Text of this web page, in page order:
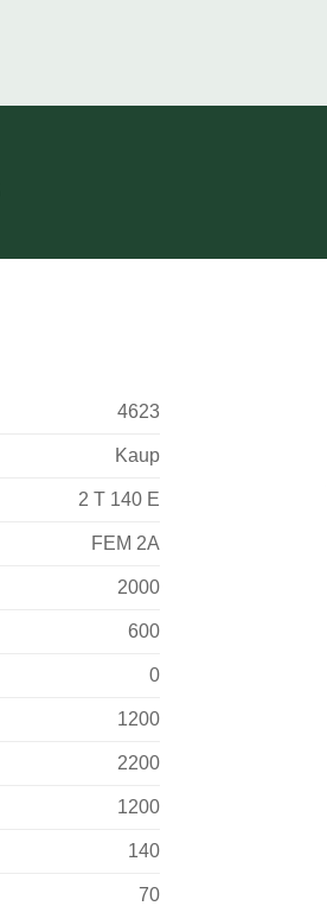
4623
Kaup
2 T 140 E
FEM 2A
2000
600
0
1200
2200
1200
140
70